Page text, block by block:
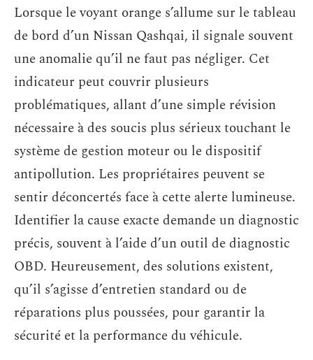
Lorsque le voyant orange s’allume sur le tableau
de bord d’un Nissan Qashqai, il signale souvent
une anomalie qu’il ne faut pas négliger. Cet
indicateur peut couvrir plusieurs
problématiques, allant d’une simple révision
nécessaire à des soucis plus sérieux touchant le
système de gestion moteur ou le dispositif
antipollution. Les propriétaires peuvent se
sentir déconcertés face à cette alerte lumineuse.
Identifier la cause exacte demande un diagnostic
précis, souvent à l’aide d’un outil de diagnostic
OBD. Heureusement, des solutions existent,
qu’il s’agisse d’entretien standard ou de
réparations plus poussées, pour garantir la
sécurité et la performance du véhicule.